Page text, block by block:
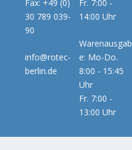
Fax: +49 (0)
30 789 039-
90
info@rotec-
berlin.de
Fr. 7:00 -
14:00 Uhr
Warenausgab
e: Mo-Do.
8:00 - 15:45
Uhr
Fr. 7:00 -
13:00 Uhr